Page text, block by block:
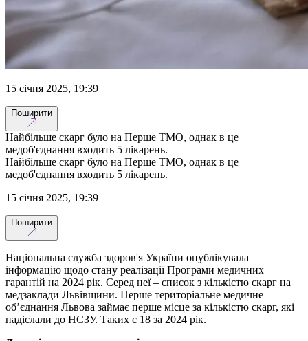
15 січня 2025, 19:39
Поширити
Найбільше скарг було на Перше ТМО, однак в це
медоб'єднання входить 5 лікарень.
Найбільше скарг було на Перше ТМО, однак в це
медоб'єднання входить 5 лікарень.
15 січня 2025, 19:39
Поширити
Національна служба здоров'я України опублікувала
інформацію щодо стану реалізації Програми медичних
гарантій на 2024 рік. Серед неї – список з кількістю скарг на
медзаклади Львівщини. Перше територіальне медичне
об’єднання Львова займає перше місце за кількістю скарг, які
надіслали до НСЗУ. Таких є 18 за 2024 рік.